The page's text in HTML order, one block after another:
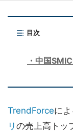
目次
中国
TrendForceに
リ の売上高トッ